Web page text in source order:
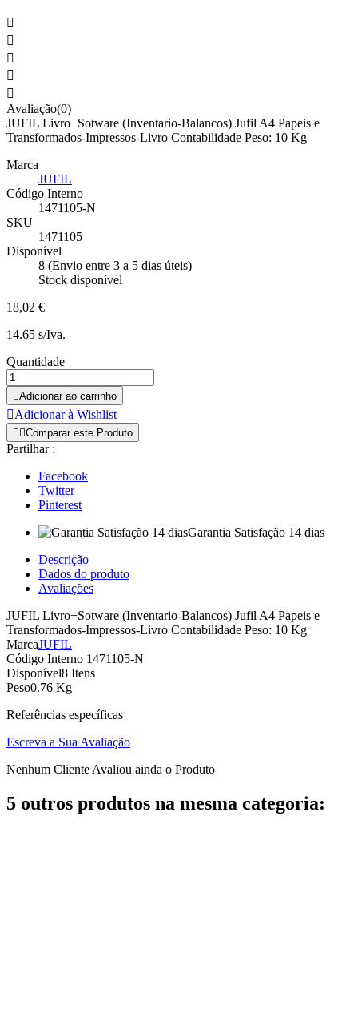





Avaliação(0)
JUFIL Livro+Sotware (Inventario-Balancos) Jufil A4 Papeis e
Transformados-Impressos-Livro Contabilidade Peso: 10 Kg
Marca
JUFIL
Código Interno
1471105-N
SKU
1471105
Disponível
8 (Envio entre 3 a 5 dias úteis)
Stock disponível
18,02 €
14.65 s/Iva.
Quantidade
Adicionar ao carrinho
Adicionar à Wishlist
 Comparar este Produto
Partilhar :
Facebook
Twitter
Pinterest
Garantia Satisfação 14 dias
Descrição
Dados do produto
Avaliações
JUFIL Livro+Sotware (Inventario-Balancos) Jufil A4 Papeis e
Transformados-Impressos-Livro Contabilidade Peso: 10 Kg
MarcaJUFIL
Código Interno 1471105-N
Disponível8 Itens
Peso0.76 Kg
Referências específicas
Escreva a Sua Avaliação
Nenhum Cliente Avaliou ainda o Produto
5 outros produtos na mesma categoria: